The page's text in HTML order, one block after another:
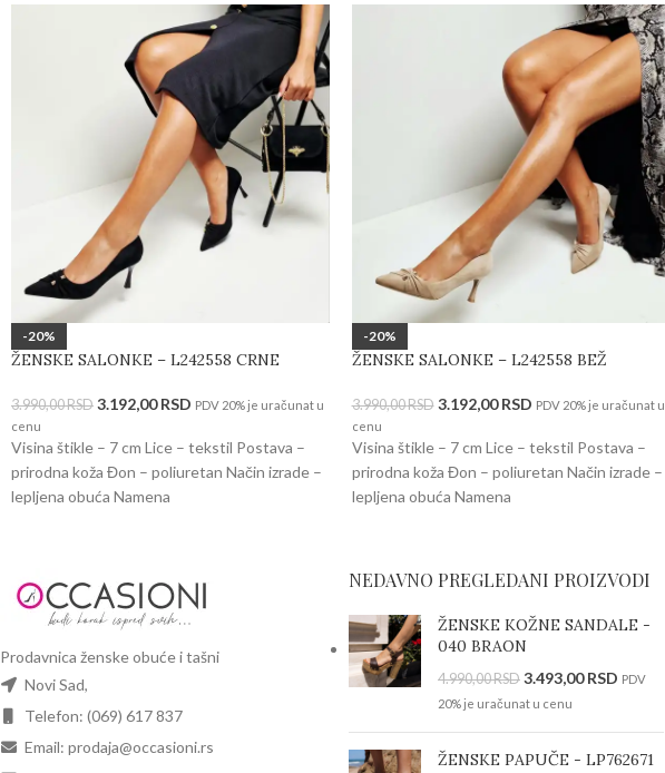
-20%
ŽENSKE SALONKE – L242558 CRNE
3.990,00RSD 3.192,00RSD PDV 20% je uračunat u
cenu
Visina štikle – 7 cm Lice – tekstil Postava –
prirodna koža Đon – poliuretan Način izrade –
lepljena obuća Namena
-20%
ŽENSKE SALONKE – L242558 BEŽ
3.990,00RSD 3.192,00RSD PDV 20% je uračunat u
cenu
Visina štikle – 7 cm Lice – tekstil Postava –
prirodna koža Đon – poliuretan Način izrade –
lepljena obuća Namena
Prodavnica ženske obuće i tašni
Novi Sad,
Telefon: (069) 617 837
Email: prodaja@occasioni.rs
NEDAVNO PREGLEDANI PROIZVODI
ŽENSKE KOŽNE SANDALE -
040 BRAON
4.990,00RSD 3.493,00RSD PDV
20% je uračunat u cenu
ŽENSKE PAPUČE - LP762671